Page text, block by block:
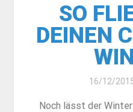
SO
DEINEN
16/12/
Noch lässt der